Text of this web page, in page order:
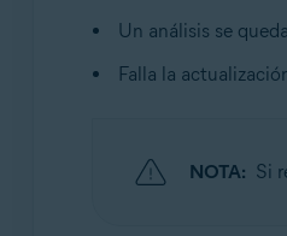
Un análisis se
Falla la
NOTA: Si